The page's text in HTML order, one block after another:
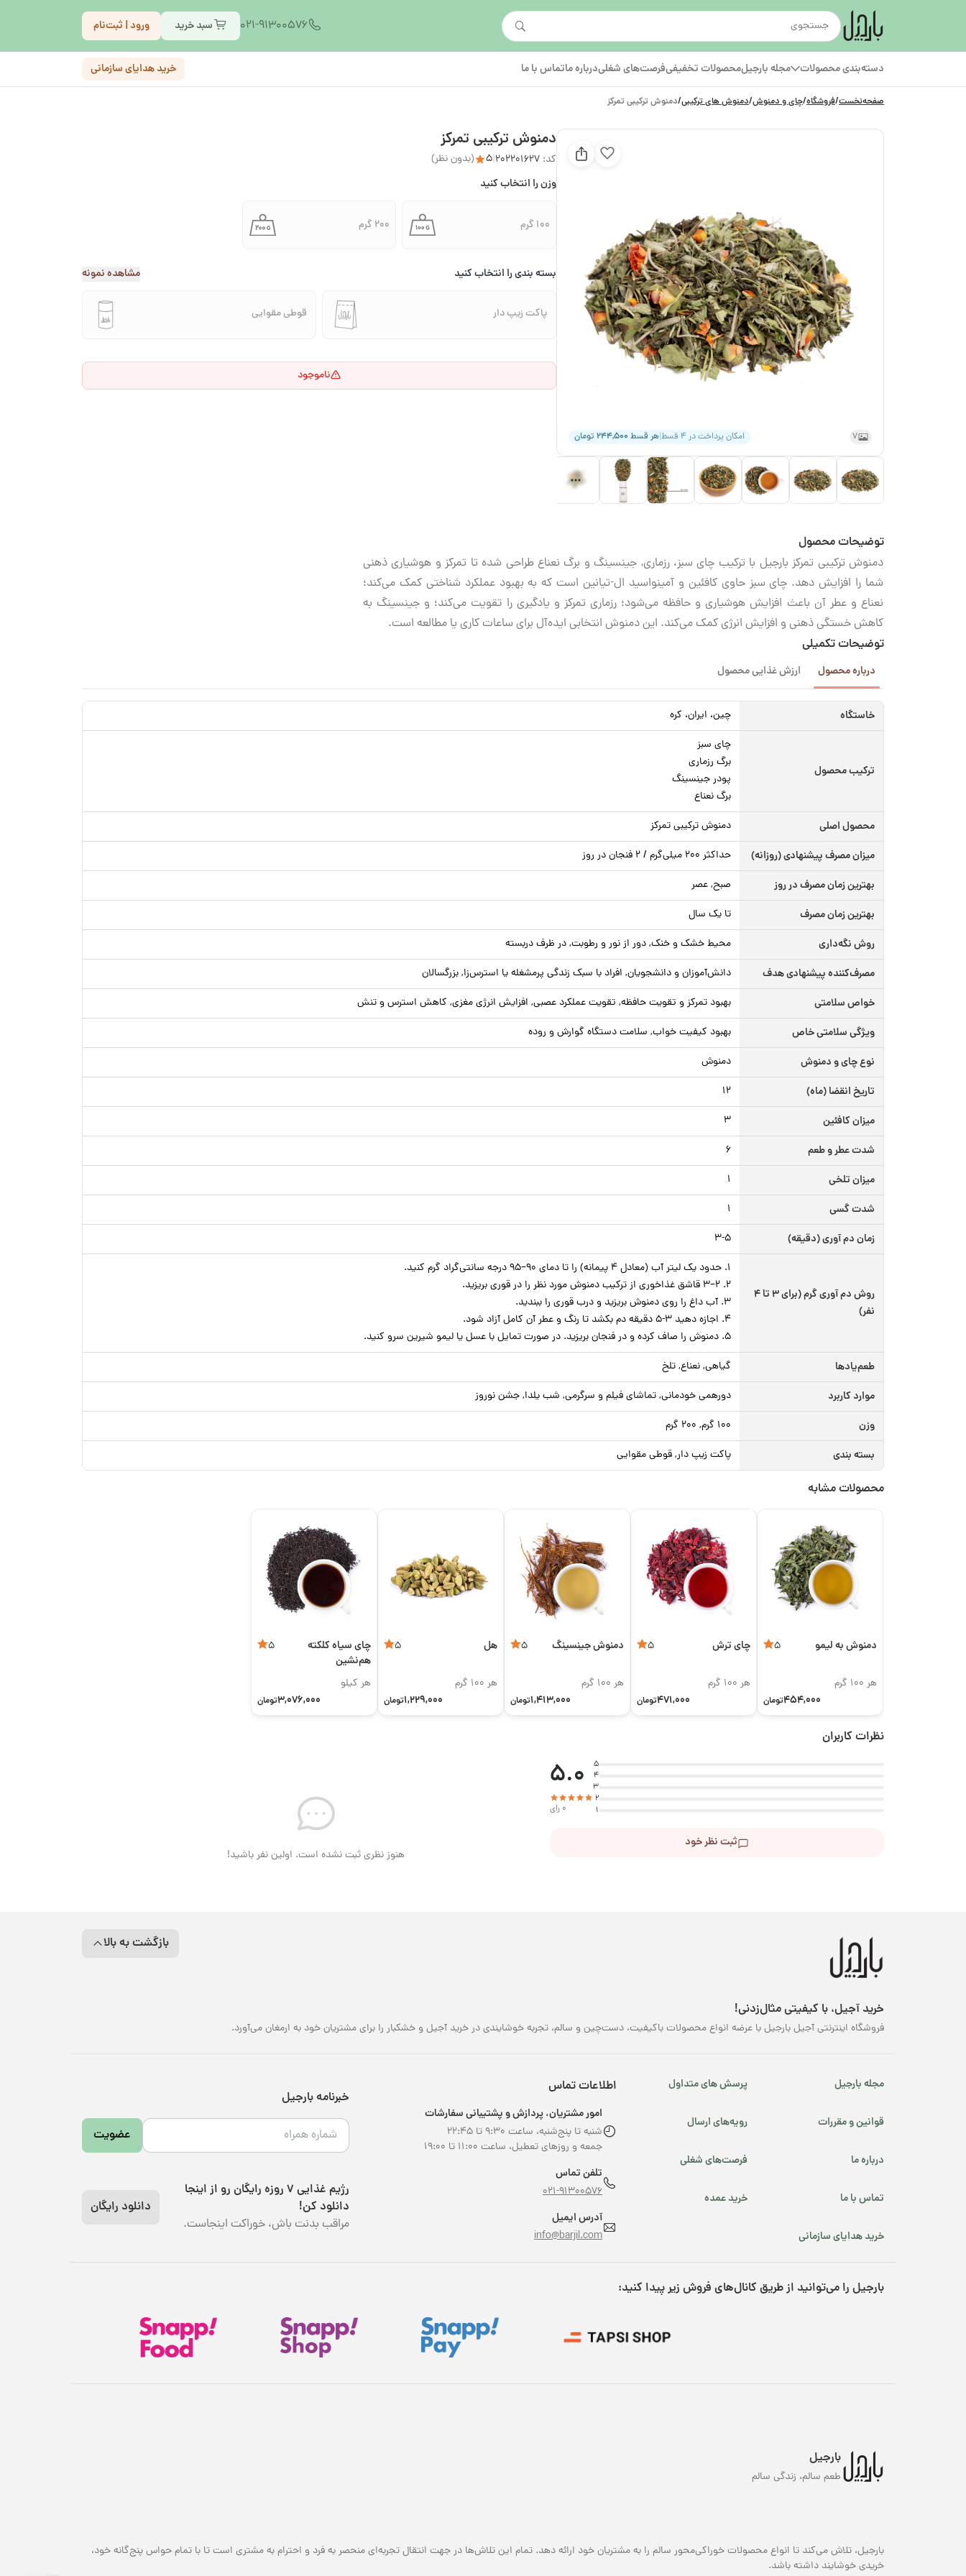
021-91300576 سبد خرید ورود | ثبت‌نام
دسته‌بندی محصولات مجله بارجیلمحصولات تخفیفیفرصت‌های شغلیدرباره ماتماس با ما خرید هدایای سازمانی
صفحه‌نخست/فروشگاه/چای و دمنوش/دمنوش های ترکیبی/دمنوش ترکیبی تمرکز
7 امکان پرداخت در ۴ قسط |هر قسط ۲۴۴,۵۰۰ تومان
دمنوش ترکیبی تمرکز
کد: 202201627
|
5 (بدون نظر)
وزن را انتخاب کنید
100 گرم 200 گرم
بسته بندی را انتخاب کنید مشاهده نمونه
پاکت زیپ دار قوطی مقوایی
ناموجود
توضیحات محصول
دمنوش ترکیبی تمرکز بارجیل با ترکیب چای سبز، رزماری, جینسینگ و برگ نعناع طراحی شده تا تمرکز و هوشیاری ذهنی
شما را افزایش دهد. چای سبز حاوی کافئین و آمینو‌اسید ال-تیانین است که به بهبود عملکرد شناختی کمک می‌کند؛
نعناع و عطر آن باعث افزایش هوشیاری و حافظه می‌شود؛ رزماری تمرکز و یادگیری را تقویت می‌کند؛ و جینسینگ به
کاهش خستگی ذهنی و افزایش انرژی کمک می‌کند. این دمنوش انتخابی ایده‌آل برای ساعات کاری یا مطالعه است.
توضیحات تکمیلی
درباره محصول ارزش غذایی محصول
خاستگاه چین، ایران، کره
ترکیب محصول
چای سبز
برگ رزماری
پودر جینسینگ
برگ نعناع
محصول اصلی دمنوش ترکیبی تمرکز
میزان مصرف پیشنهادی (روزانه) حداکثر ۲۰۰ میلی‌گرم / ۲ فنجان در روز
بهترین زمان مصرف در روز صبح, عصر
بهترین زمان مصرف تا یک سال
روش نگه‌داری محیط خشک و خنک, دور از نور و رطوبت, در ظرف دربسته
مصرف‌کننده پیشنهادی هدف دانش‌آموزان و دانشجویان, افراد با سبک زندگی پرمشغله یا استرس‌زا, بزرگسالان
خواص سلامتی بهبود تمرکز و تقویت حافظه, تقویت عملکرد عصبی, افزایش انرژی مغزی, کاهش استرس و تنش
ویژگی سلامتی خاص بهبود کیفیت خواب, سلامت دستگاه گوارش و روده
نوع چای و دمنوش دمنوش
تاریخ انقضا (ماه) 12
میزان کافئین 3
شدت عطر و طعم 6
میزان تلخی 1
شدت گسی 1
زمان دم آوری (دقیقه) ۳-۵
روش دم آوری گرم (برای ۳ تا ۴
نفر)
۱. حدود یک لیتر آب (معادل ۴ پیمانه) را تا دمای ۹۰–۹۵ درجه سانتی‌گراد گرم کنید.
۲. ۲–۳ قاشق غذاخوری از ترکیب دمنوش مورد نظر را در قوری بریزید.
۳. آب داغ را روی دمنوش بریزید و درب قوری را ببندید.
۴. اجازه دهید ۳-۵ دقیقه دم بکشد تا رنگ و عطر آن کامل آزاد شود.
۵. دمنوش را صاف کرده و در فنجان بریزید. در صورت تمایل با عسل یا لیمو شیرین سرو کنید.
طعم‌یادها گیاهی, نعناع, تلخ
موارد کاربرد دورهمی خودمانی, تماشای فیلم و سرگرمی, شب یلدا, جشن نوروز
وزن 100 گرم, 200 گرم
بسته بندی پاکت زیپ دار, قوطی مقوایی
محصولات مشابه
دمنوش به لیمو 5
هر 100 گرم
454,000تومان
چای ترش 5
هر 100 گرم
471,000تومان
دمنوش جینسینگ 5
هر 100 گرم
1,413,000تومان
هل 5
هر 100 گرم
1,229,000تومان
چای سیاه کلکته
هم‌نشین
5
هر کیلو
3,076,000تومان
نظرات کاربران
5
4
3
2
1
5.0
0 رای
ثبت نظر خود
هنوز نظری ثبت نشده است. اولین نفر باشید!
بازگشت به بالا
خرید آجیل، با کیفیتی مثال‌زدنی!
فروشگاه اینترنتی آجیل بارجیل با عرضه انواع محصولات باکیفیت، دست‌چین و سالم، تجربه خوشایندی در خرید آجیل و خشکبار را برای مشتریان خود به ارمغان می‌آورد.
مجله بارجیل پرسش های متداول
قوانین و مقررات رویه‌های ارسال
درباره ما فرصت‌های شغلی
تماس با ما خرید عمده
خرید هدایای سازمانی
اطلاعات تماس
امور مشتریان، پردازش و پشتیبانی سفارشات
شنبه تا پنج‌شنبه، ساعت ۹:۳۰ تا ۲۲:۴۵
جمعه و روزهای تعطیل، ساعت ۱۱:۰۰ تا ۱۹:۰۰
تلفن تماس
021-91300576
آدرس ایمیل
info@barjil.com
خبرنامه بارجیل
عضویت
رژیم غذایی 7 روزه رایگان رو از اینجا
دانلود کن!
مراقب بدنت باش، خوراکت اینجاست.
دانلود رایگان
بارجیل را می‌توانید از طریق کانال‌های فروش زیر پیدا کنید:
بارجیل
طعم سالم، زندگی سالم
بارجیل، تلاش می‌کند تا انواع محصولات خوراکی‌محور سالم را به مشتریان خود ارائه دهد. تمام این تلاش‌ها در جهت انتقال تجربه‌ای منحصر به فرد و احترام به مشتری است تا با تمام حواس پنج‌گانه خود،
خریدی خوشایند داشته باشد.